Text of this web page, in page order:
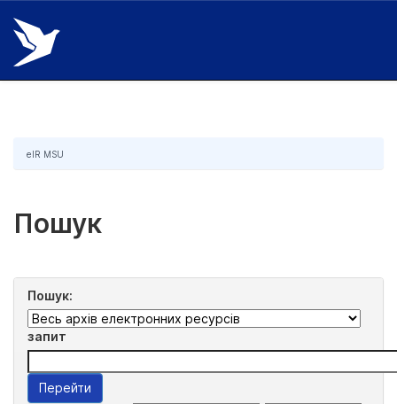
Skip
navigation
eIR MSU
Пошук
Пошук:
запит